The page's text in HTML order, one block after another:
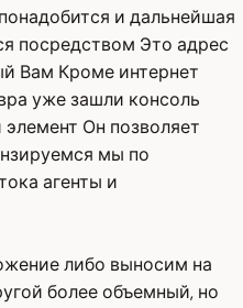
и дальнейшая
посредством Это адрес
Вам Кроме интернет
уже зашли консоль
Он позволяет
мы по
агенты и
либо выносим на
более объемный, но